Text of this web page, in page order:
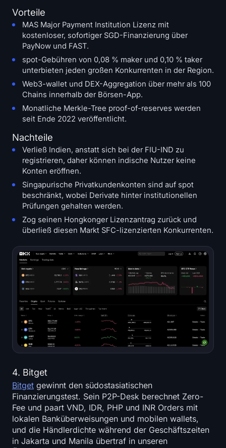
Vorteile
MAS Major Payment Institution Lizenz mit
kostenloser, sofortiger SGD-Finanzierung über
PayNow und FAST.
spot-Gebühren von 0,08 % maker und 0,10 % taker
unterbieten jeden großen Konkurrenten in der Region.
Web3-wallet und DEX-Aggregation über mehr als 100
Chains innerhalb der Börsen-App.
Monatliche Merkle-Tree proof-of-reserves werden
seit Ende 2022 veröffentlicht.
Nachteile
Verließ Indien, anstatt sich bei der FIU-IND zu
registrieren, daher können indische Nutzer keine
Konten eröffnen.
Singapurische Privatkundenkonten sind auf spot
beschränkt, wobei Derivate hinter institutionellen
Prüfungen gehalten werden.
Zog seinen Hongkonger Lizenzantrag zurück und
überließ diesen Markt SFC-lizenzierten Konkurrenten.
4. Bitget
Bitget gewinnt den südostasiatischen
Finanzierungstest. Sein P2P-Desk berechnet Zero-
Fee und paart VND, IDR, PHP und INR Orders mit
lokalen Banküberweisungen und mobilen wallets,
und die Händlerdichte während der Geschäftszeiten
in Jakarta und Manila übertraf in unseren